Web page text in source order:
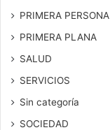
PRIMERA PERSONA
PRIMERA PLANA
SALUD
SERVICIOS
Sin categoría
SOCIEDAD